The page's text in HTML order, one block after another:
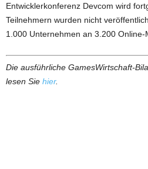
Entwicklerkonferenz Devcom wird
Teilnehmern wurden nicht
1.000 Unternehmen an 3.200 Online-
Die ausführliche GamesWirtschaft-
lesen Sie hier.